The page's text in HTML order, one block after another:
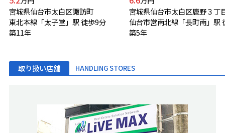
宮城県仙台市太白区諏訪町
東北本線「太子堂」駅 徒歩9分
築11年
宮城県仙台市太白区鹿野３丁
築5年
取り扱い店舗 HANDLING STORES